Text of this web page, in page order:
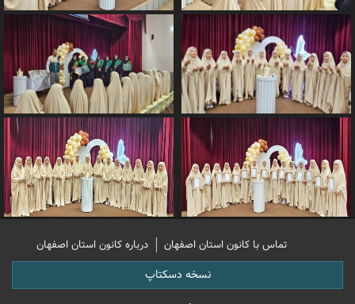
تماس با کانون استان اصفهان درباره کانون استان اصفهان
نسخه دسکتاپ